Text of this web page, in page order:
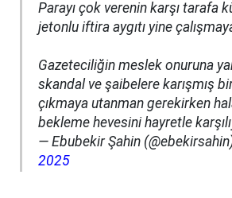
Parayı çok verenin karşı tarafa
jetonlu iftira aygıtı yine
Gazeteciliğin meslek onuruna
skandal ve şaibelere karışmış
çıkmaya utanman gerekirken
bekleme hevesini hayretle
— Ebubekir Şahin
2025